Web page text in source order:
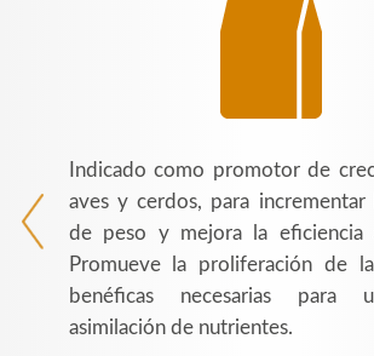
Indicado como promotor de
aves y cerdos, para incrementar
de peso y mejora la eficiencia
Promueve la proliferación de
benéficas necesarias para
asimilación de nutrientes.